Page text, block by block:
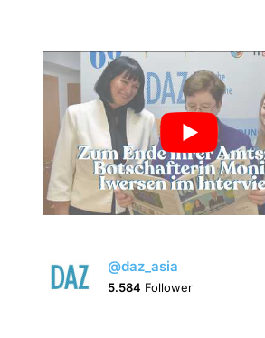
@daz_asia
5.584 Follower